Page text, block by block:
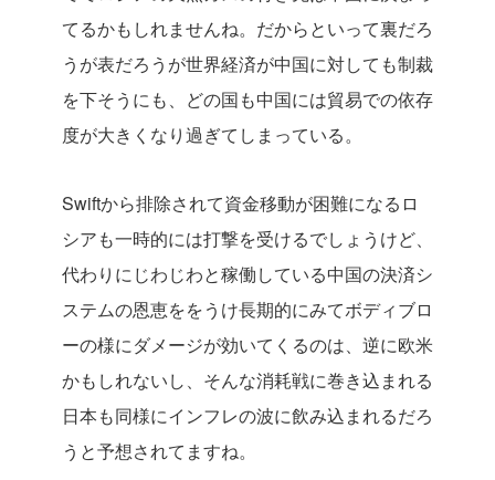
てるかもしれませんね。だからといって裏だろ
うが表だろうが世界経済が中国に対しても制裁
を下そうにも、どの国も中国には貿易での依存
度が大きくなり過ぎてしまっている。
Swiftから排除されて資金移動が困難になるロ
シアも一時的には打撃を受けるでしょうけど、
代わりにじわじわと稼働している中国の決済シ
ステムの恩恵ををうけ長期的にみてボディブロ
ーの様にダメージが効いてくるのは、逆に欧米
かもしれないし、そんな消耗戦に巻き込まれる
日本も同様にインフレの波に飲み込まれるだろ
うと予想されてますね。